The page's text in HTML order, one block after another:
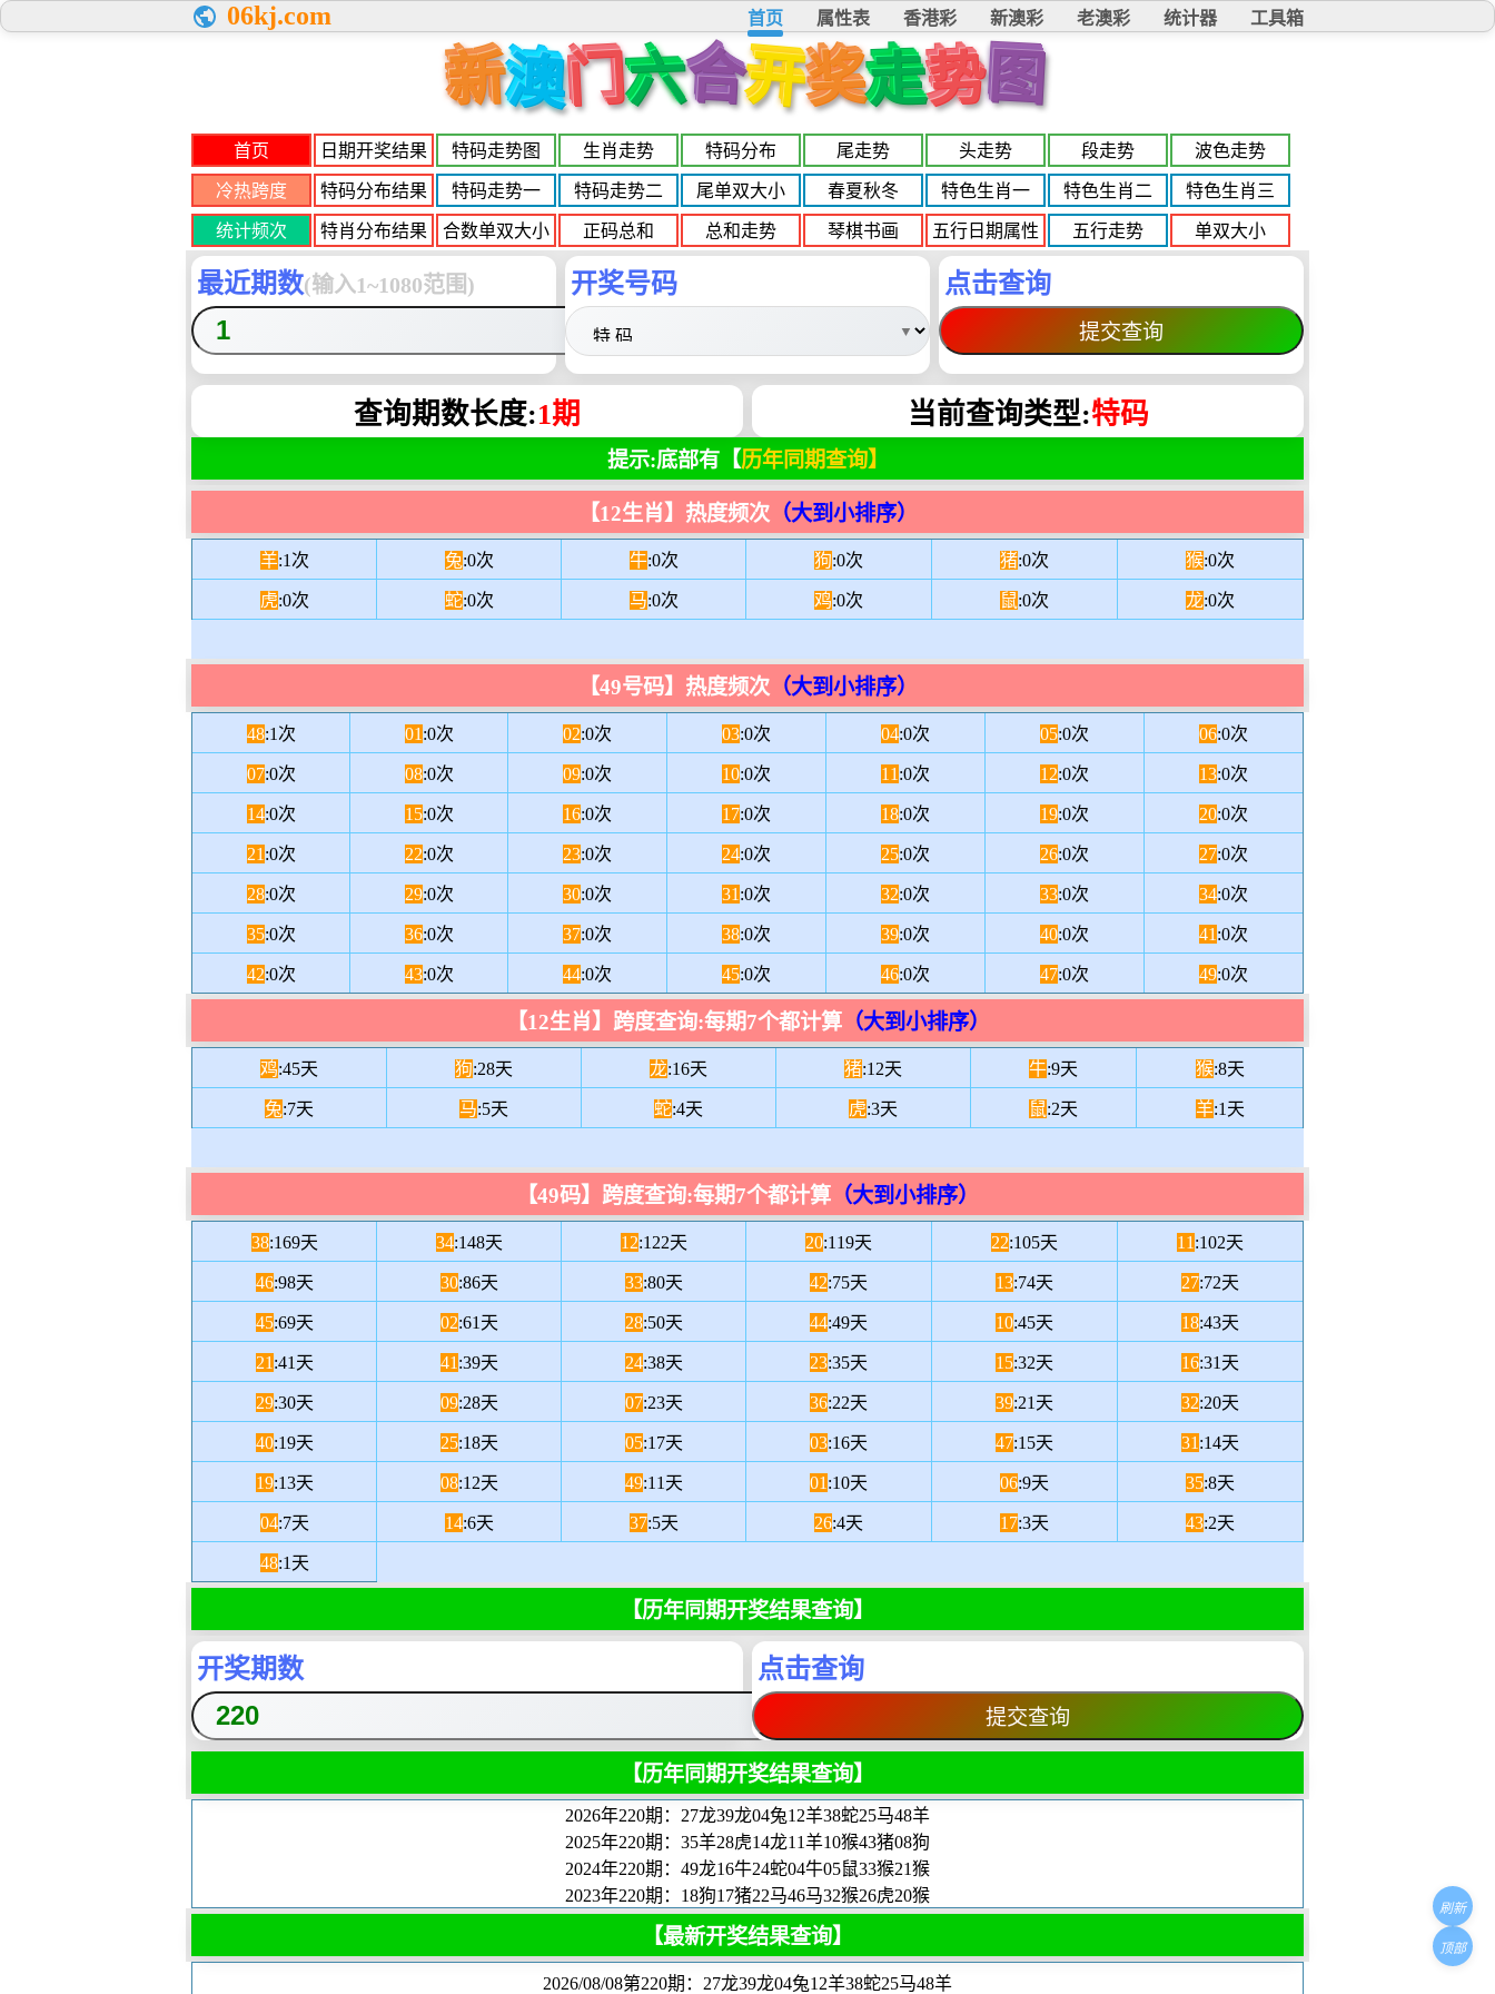
06kj.com 首页 属性表 香港彩 新澳彩 老澳彩 统计器 工具箱
刷新
顶部
新澳门六合开奖走势图
首页 日期开奖结果 特码走势图 生肖走势 特码分布 尾走势 头走势 段走势 波色走势
冷热跨度 特码分布结果 特码走势一 特码走势二 尾单双大小 春夏秋冬 特色生肖一 特色生肖二 特色生肖三
统计频次 特肖分布结果 合数单双大小 正码总和 总和走势 琴棋书画 五行日期属性 五行走势 单双大小
最近期数(输入1~1080范围) 开奖号码 点击查询
查询期数长度:1期 当前查询类型:特码
提示:底部有【历年同期查询】
【12生肖】热度频次（大到小排序）
羊:1次 兔:0次 牛:0次 狗:0次 猪:0次 猴:0次
虎:0次 蛇:0次 马:0次 鸡:0次 鼠:0次 龙:0次
【49号码】热度频次（大到小排序）
48:1次 01 :0次 02:0次 03:0次 04:0次 05:0次 06:0次
07:0次 08:0次 09:0次 10:0次 11 :0次 12:0次 13:0次
14:0次 15:0次 16:0次 17:0次 18:0次 19:0次 20:0次
21 :0次 22:0次 23:0次 24:0次 25:0次 26:0次 27:0次
28:0次 29:0次 30:0次 31 :0次 32:0次 33:0次 34:0次
35:0次 36:0次 37:0次 38:0次 39:0次 40:0次 41 :0次
42:0次 43:0次 44:0次 45:0次 46:0次 47:0次 49:0次
【12生肖】跨度查询:每期7个都计算（大到小排序）
鸡:45天 狗:28天 龙:16天 猪:12天 牛:9天 猴:8天
兔:7天 马:5天 蛇:4天 虎:3天 鼠:2天 羊:1天
【49码】跨度查询:每期7个都计算 （大到小排序）
38:169天 34:148天 12:122天 20:119天 22:105天 11 :102天
46:98天 30:86天 33:80天 42:75天 13:74天 27:72天
45:69天 02:61天 28:50天 44:49天 10:45天 18:43天
21 :41天 41 :39天 24:38天 23:35天 15:32天 16:31天
29:30天 09:28天 07:23天 36:22天 39:21天 32:20天
40:19天 25:18天 05:17天 03:16天 47:15天 31 :14天
19:13天 08:12天 49:11天 01 :10天 06:9天 35:8天
04:7天 14:6天 37:5天 26:4天 17:3天 43:2天
48:1天
【历年同期开奖结果查询】
开奖期数 点击查询
【历年同期开奖结果查询】
2026年220期：27龙39龙04兔12羊38蛇25马48羊
2025年220期：35羊28虎14龙11羊10猴43猪08狗
2024年220期：49龙16牛24蛇04牛05鼠33猴21猴
2023年220期：18狗17猪22马46马32猴26虎20猴
【最新开奖结果查询】
2026/08/08第220期：27龙39龙04兔12羊38蛇25马48羊